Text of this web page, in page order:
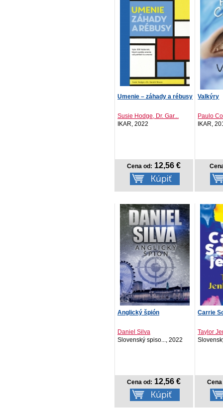
Umenie – záhady a rébusy
Susie Hodge, Dr. Gar...
IKAR, 2022
Cena od: 12,56 €
Valkýry
Paulo
IKAR,
Anglický špión
Daniel Silva
Slovenský spiso..., 2022
Cena od: 12,56 €
Carrie
Taylor